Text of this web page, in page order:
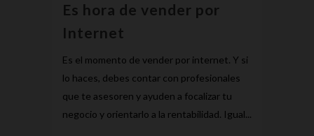
Es hora de vender por
Internet
Es el momento de vender por internet. Y si
lo haces, debes contar con profesionales
que te asesoren y ayuden a focalizar tu
negocio y orientarlo a la rentabilidad. Igual...